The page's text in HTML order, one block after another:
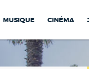
MUSIQUE CINÉMA